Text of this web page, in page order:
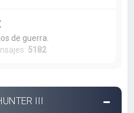
de guerra.
5182
III